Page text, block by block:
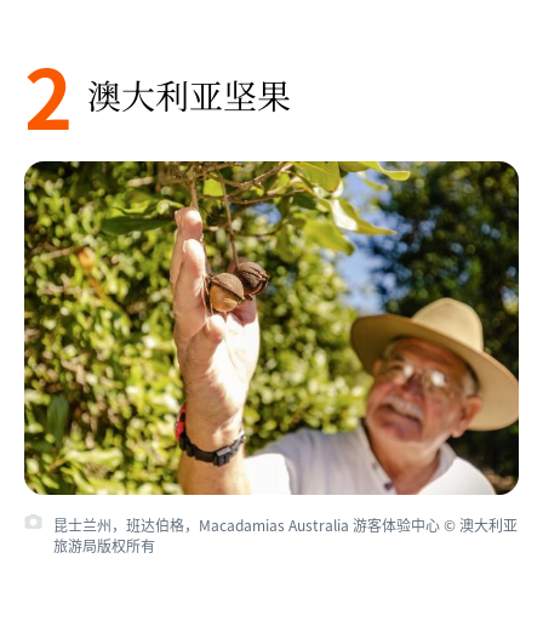
2 澳大利亚坚果
昆士兰州，班达伯格，Macadamias Australia 游客体验中心 © 澳大利亚
旅游局版权所有